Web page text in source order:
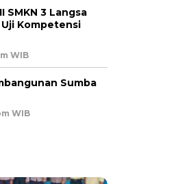
SMKN 3 Langsa
Uji Kompetensi
WIB
Sumba
WIB